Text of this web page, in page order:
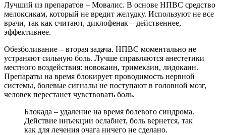
Лучший из препаратов – Мовалис. В основе НПВС средство
мелоксикам, который не вредит желудку. Используют не все
врачи, так как считают, диклофенак – действеннее,
эффективнее.
Обезболивание – вторая задача. НПВС моментально не
устраняют сильную боль. Лучше справляются анестетики
местного воздействия: новокаин, тримекаин, лидокаин.
Препараты на время блокирует проводимость нервной
системы, болевые сигналы не поступают в головной мозг,
человек перестанет чувствовать боль.
Блокада – удаление на время болевого синдрома.
Действие инъекции ослабнет, боль вернется, так
как для лечения очага ничего не сделано.